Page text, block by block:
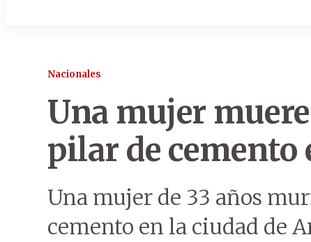
Nacionales
Una mujer
pilar de cemento
Una mujer de 33 años
cemento en la ciudad de